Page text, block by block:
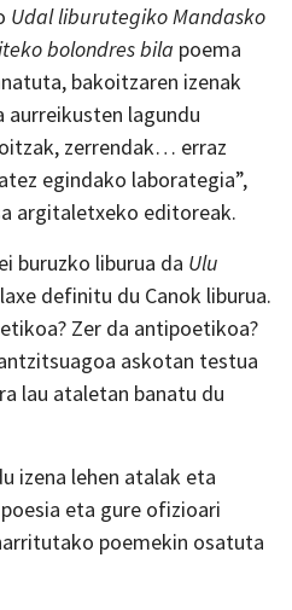
Udal liburutegiko Mandasko
bolondres bila poema
bakoitzaren izenak
aurreikusten lagundu
zerrendak… erraz
egindako laborategia”,
argitaletxeko editoreak.
buruzko liburua da Ulu
definitu du Canok liburua.
Zer da antipoetikoa?
askotan testua
lau ataletan banatu du
izena lehen atalak eta
eta gure ofizioari
poemekin osatuta